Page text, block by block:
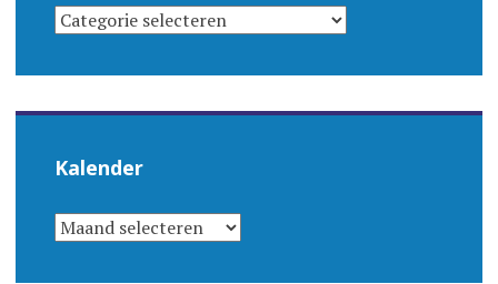
CATEGORIEËN
Kalender
KALENDER